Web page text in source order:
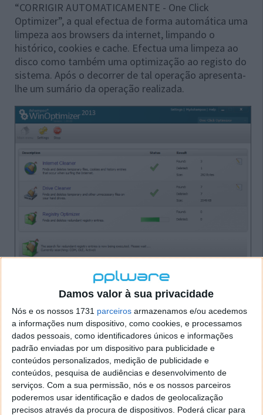
Damos valor à sua privacidade
Nós e os nossos 1731 parceiros armazenamos e/ou acedemos
a informações num dispositivo, como cookies, e processamos
dados pessoais, como identificadores únicos e informações
padrão enviadas por um dispositivo para publicidade e
conteúdos personalizados, medição de publicidade e
conteúdos, pesquisa de audiências e desenvolvimento de
serviços. Com a sua permissão, nós e os nossos parceiros
poderemos usar identificação e dados de geolocalização
precisos através da procura de dispositivos. Poderá clicar para
“CORRIGIR AUTOMATICAMENTE - One Click
Optimizer”, a qual efectua de forma automática uma
limpeza aos browsers da internet, limpando o
histórico, cookies e cache. Efectua uma limpeza ao
disco como também uma optimização ao registo do
sistema. Após o decorrer de tal operação apresenta-
lhe um sumário da operação realizada.
Em relação a WinOptimizer, ao iniciarmos o
programa, deparamos-nos com uma opção que nos
permite efectuar uma análise rápida ou completa ao
sistema, análise essa que é muito idêntica ao
“CORRIGIR AUTOMATICAMENTE - One Click
Optimizer”, mas apresentando também possíveis
optimizações ao sistema como ao iniciar do
Windows. É de referir que, na secção “modules” do
programa pode efectuar todos estes testes um por
um.